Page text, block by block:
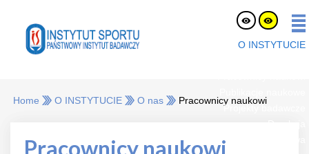
O INSTYTUCIE
Projekty badawcze
Home O INSTYTUCIE O nas Pracownicy naukowi
Pracownicy naukowi